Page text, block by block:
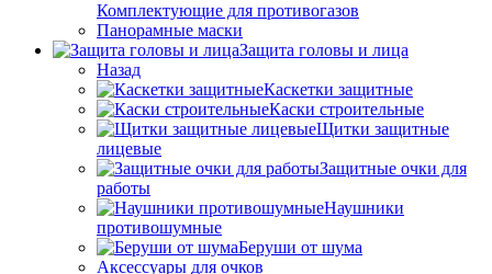
Комплектующие для противогазов
Панорамные маски
Защита головы и лица
Назад
Каскетки защитные
Каски строительные
Щитки защитные
лицевые
Защитные очки для
работы
Наушники
противошумные
Беруши от шума
Аксессуары для очков